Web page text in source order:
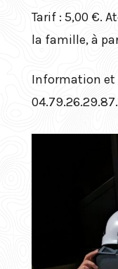
Tarif : 5,00 €.
la famille, à
Information et
04.79.26.29.87.